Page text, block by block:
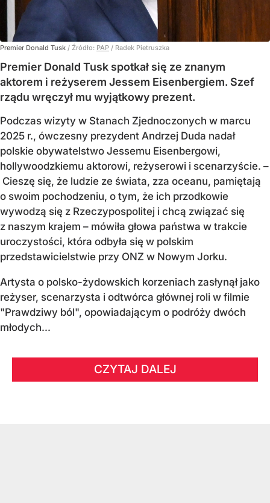
Premier Donald Tusk / Źródło: PAP / Radek Pietruszka
Premier Donald Tusk spotkał się ze znanym
aktorem i reżyserem Jessem Eisenbergiem. Szef
rządu wręczył mu wyjątkowy prezent.
Podczas wizyty w Stanach Zjednoczonych w marcu
2025 r., ówczesny prezydent Andrzej Duda nadał
polskie obywatelstwo Jessemu Eisenbergowi,
hollywoodzkiemu aktorowi, reżyserowi i scenarzyście. –
Cieszę się, że ludzie ze świata, zza oceanu, pamiętają
o swoim pochodzeniu, o tym, że ich przodkowie
wywodzą się z Rzeczypospolitej i chcą związać się
z naszym krajem – mówiła głowa państwa w trakcie
uroczystości, która odbyła się w polskim
przedstawicielstwie przy ONZ w Nowym Jorku.
Artysta o polsko-żydowskich korzeniach zasłynął jako
reżyser, scenarzysta i odtwórca głównej roli w filmie
"Prawdziwy ból", opowiadającym o podróży dwóch
młodych...
CZYTAJ DALEJ